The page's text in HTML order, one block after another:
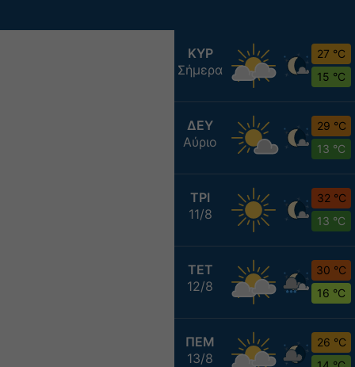
ΚΥΡ
Σήμερα
27 °C
15 °C
ΔΕΥ
Αύριο
29 °C
13 °C
ΤΡΙ
11/8
32 °C
13 °C
ΤΕΤ
12/8
30 °C
16 °C
ΠΕΜ
13/8
26 °C